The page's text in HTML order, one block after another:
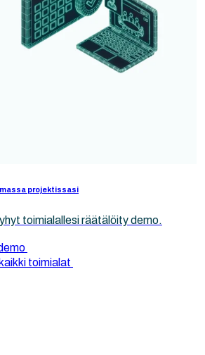
projektissasi
toimialallesi räätälöity demo.
toimialat